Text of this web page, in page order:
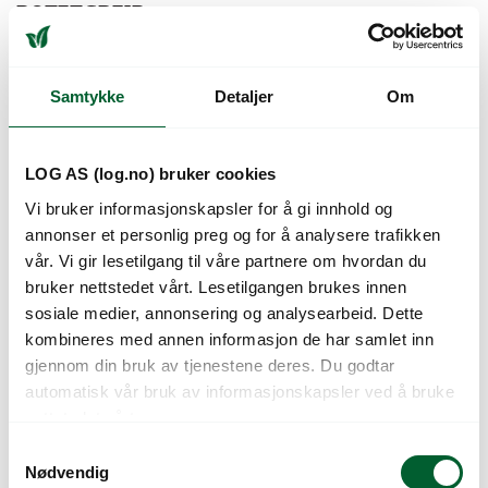
Samtykke Detaljer Om
LOG AS (log.no) bruker cookies
Vi bruker informasjonskapsler for å gi innhold og
annonser et personlig preg og for å analysere trafikken
vår. Vi gir lesetilgang til våre partnere om hvordan du
bruker nettstedet vårt. Lesetilgangen brukes innen
sosiale medier, annonsering og analysearbeid. Dette
kombineres med annen informasjon de har samlet inn
gjennom din bruk av tjenestene deres. Du godtar
automatisk vår bruk av informasjonskapsler ved å bruke
Nødvendig
POTETGREIP
Potetgrep for effektiv jordarbeiding
fra1.250kr
Varen er på lager
Brukes for å løse opp jord, kompost.
POTETGREIP
DRILLPLANTER
Ø80MM